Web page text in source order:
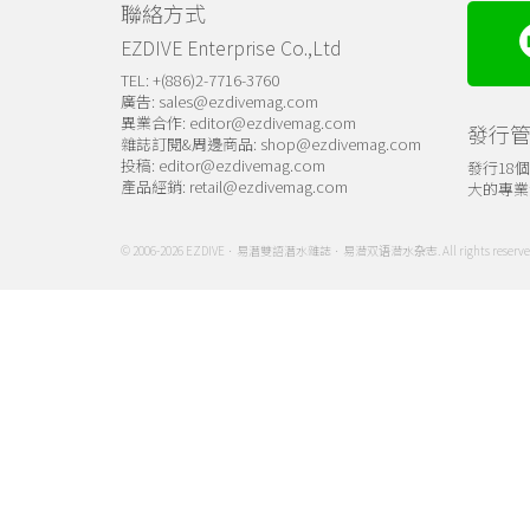
聯絡方式
EZDIVE Enterprise Co.,Ltd
TEL: +(886)2-7716-3760
廣告: sales@ezdivemag.com
異業合作: editor@ezdivemag.com
雜誌訂閱&周邊商品: shop@ezdivemag.com
投稿: editor@ezdivemag.com
產品經銷: retail@ezdivemag.com
發行
發行18
大的專
© 2006-2026 EZDIVE．易潛雙語潛水雜誌．易潜双语潜水杂志. All rights